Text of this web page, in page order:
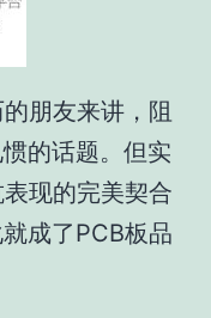
朋友来讲，阻
的话题。但实
现的完美契合
成了PCB板品